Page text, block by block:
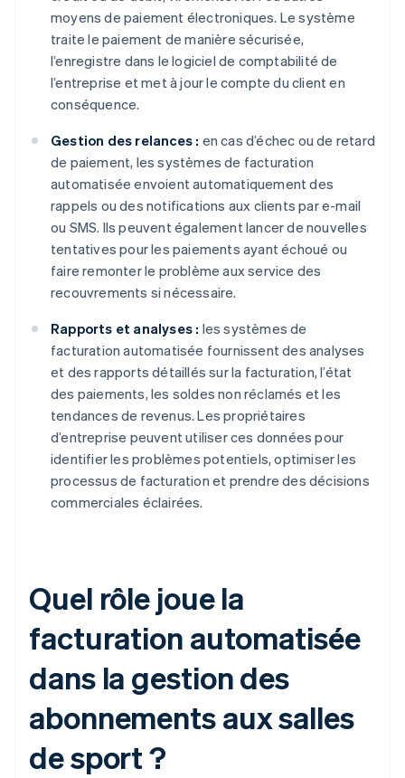
moyens de paiement électroniques. Le système
traite le paiement de manière sécurisée,
l’enregistre dans le logiciel de comptabilité de
l’entreprise et met à jour le compte du client en
conséquence.
Gestion des relances : en cas d’échec ou de retard
de paiement, les systèmes de facturation
automatisée envoient automatiquement des
rappels ou des notifications aux clients par e-mail
ou SMS. Ils peuvent également lancer de nouvelles
tentatives pour les paiements ayant échoué ou
faire remonter le problème aux service des
recouvrements si nécessaire.
Rapports et analyses : les systèmes de
facturation automatisée fournissent des analyses
et des rapports détaillés sur la facturation, l’état
des paiements, les soldes non réclamés et les
tendances de revenus. Les propriétaires
d’entreprise peuvent utiliser ces données pour
identifier les problèmes potentiels, optimiser les
processus de facturation et prendre des décisions
commerciales éclairées.
Quel rôle joue la
facturation automatisée
dans la gestion des
abonnements aux salles
de sport ?